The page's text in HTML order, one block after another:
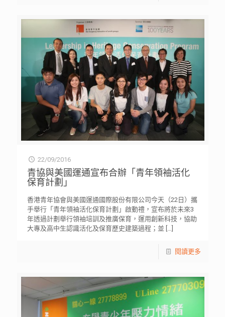
22/09/2016
青協與美國運通宣布合辦「青年領袖活化
保育計劃」
香港青年協會與美國運通國際股份有限公司今天（22日）攜
手舉行「青年領袖活化保育計劃」啟動禮，宣布將於未來3
年透過計劃舉行領袖培訓及推廣保育，運用創新科技，協助
大專及高中生認識活化及保育歷史建築過程；並 […]
閱讀更多